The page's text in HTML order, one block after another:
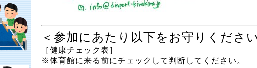
＜参加にあたり以下をお守りくださ
［健康チェック表］
※体育館に来る前にチェックして判断してください。